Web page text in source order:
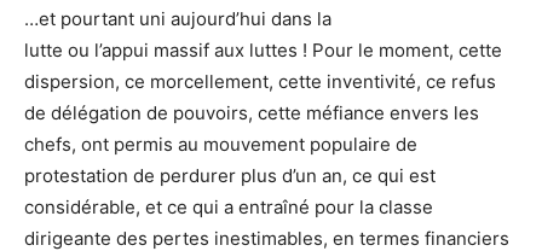
…et pourtant uni aujourd’hui dans la
lutte ou l’appui massif aux luttes ! Pour le moment, cette
dispersion, ce morcellement, cette inventivité, ce refus
de délégation de pouvoirs, cette méfiance envers les
chefs, ont permis au mouvement populaire de
protestation de perdurer plus d’un an, ce qui est
considérable, et ce qui a entraîné pour la classe
dirigeante des pertes inestimables, en termes financiers